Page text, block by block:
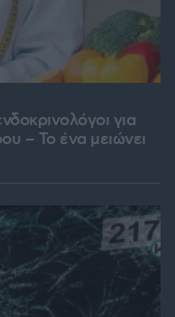
για
– Το ένα μειώνει